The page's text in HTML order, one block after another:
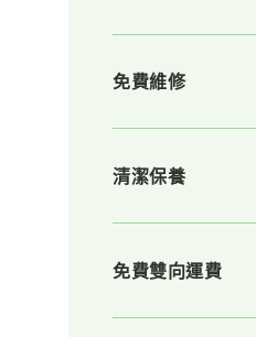
免費維修
清潔保養
免費雙向運費